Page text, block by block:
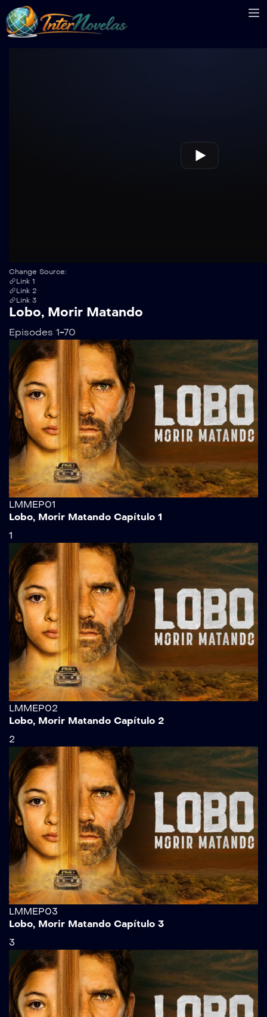
Change Source:
Link 1
Link 2
Link 3
Lobo, Morir Matando
Episodes 1-70
LMMEP01
Lobo, Morir Matando Capítulo 1
1
LMMEP02
Lobo, Morir Matando Capítulo 2
2
LMMEP03
Lobo, Morir Matando Capítulo 3
3